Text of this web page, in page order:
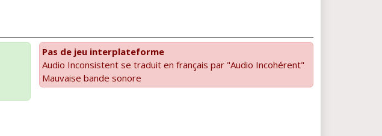
Pas de jeu interplateforme
Audio Inconsistent se traduit en français par "Audio Incohérent"
Mauvaise bande sonore